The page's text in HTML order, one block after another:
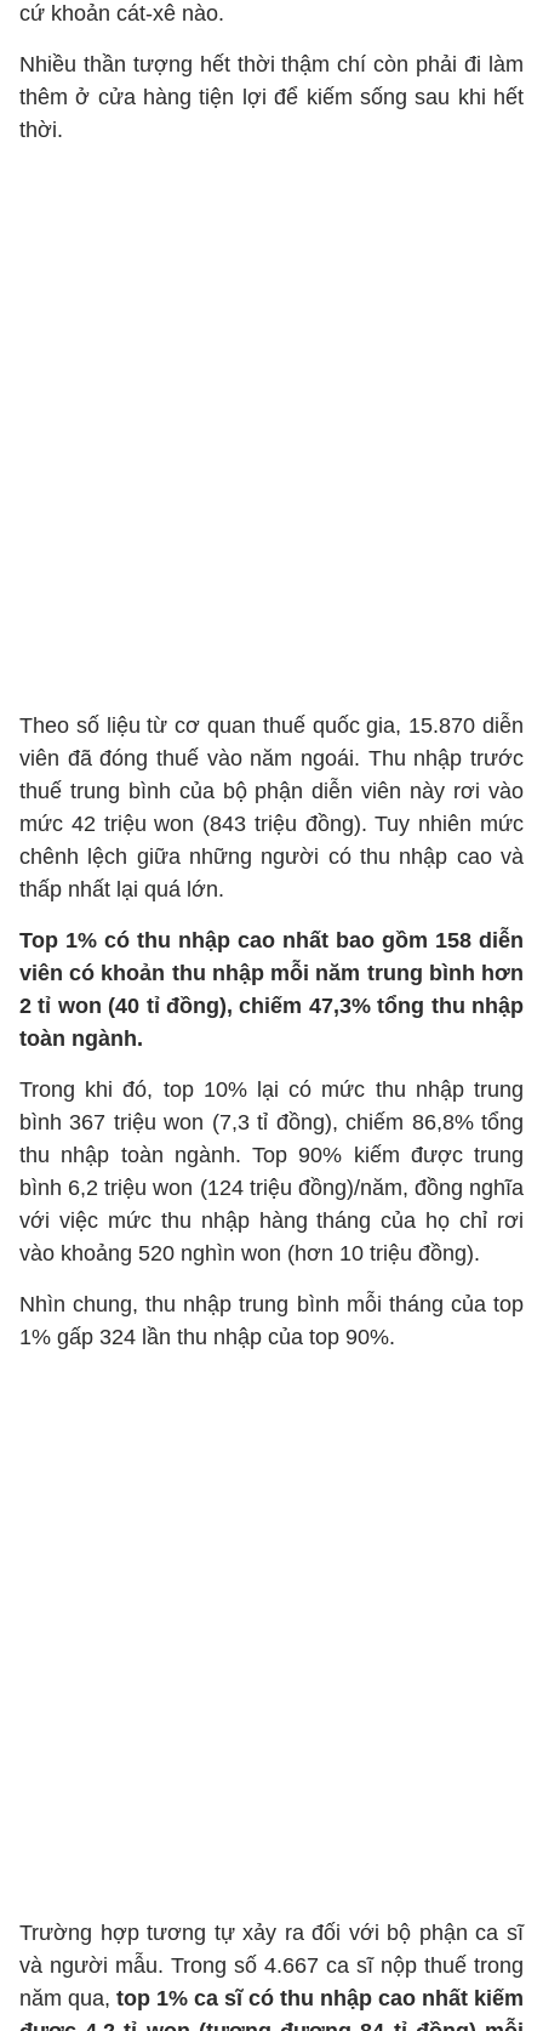
cứ khoản cát-xê nào.
Nhiều thần tượng hết thời thậm chí còn phải đi làm
thêm ở cửa hàng tiện lợi để kiếm sống sau khi hết
thời.
Theo số liệu từ cơ quan thuế quốc gia, 15.870 diễn
viên đã đóng thuế vào năm ngoái. Thu nhập trước
thuế trung bình của bộ phận diễn viên này rơi vào
mức 42 triệu won (843 triệu đồng). Tuy nhiên mức
chênh lệch giữa những người có thu nhập cao và
thấp nhất lại quá lớn.
Top 1% có thu nhập cao nhất bao gồm 158 diễn
viên có khoản thu nhập mỗi năm trung bình hơn
2 tỉ won (40 tỉ đồng), chiếm 47,3% tổng thu nhập
toàn ngành.
Trong khi đó, top 10% lại có mức thu nhập trung
bình 367 triệu won (7,3 tỉ đồng), chiếm 86,8% tổng
thu nhập toàn ngành. Top 90% kiếm được trung
bình 6,2 triệu won (124 triệu đồng)/năm, đồng nghĩa
với việc mức thu nhập hàng tháng của họ chỉ rơi
vào khoảng 520 nghìn won (hơn 10 triệu đồng).
Nhìn chung, thu nhập trung bình mỗi tháng của top
1% gấp 324 lần thu nhập của top 90%.
Trường hợp tương tự xảy ra đối với bộ phận ca sĩ
và người mẫu. Trong số 4.667 ca sĩ nộp thuế trong
năm qua, top 1% ca sĩ có thu nhập cao nhất kiếm